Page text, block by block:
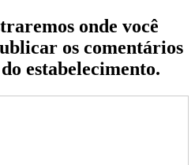
onde você
os comentários
estabelecimento.